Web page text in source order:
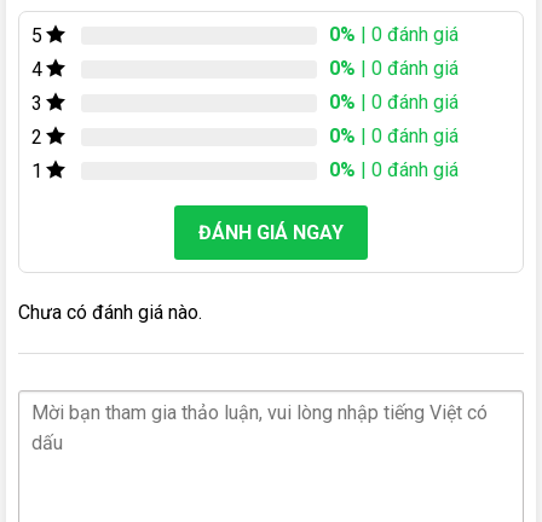
5 0% | 0 đánh giá
4
0% | 0 đánh giá
3
0% | 0 đánh giá
2
0% | 0 đánh giá
1
0% | 0 đánh giá
ĐÁNH GIÁ NGAY
Chưa có đánh giá nào.